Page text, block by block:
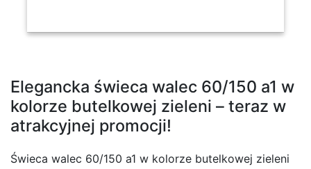
Elegancka świeca walec 60/150 a1 w
kolorze butelkowej zieleni – teraz w
atrakcyjnej promocji!
Świeca walec 60/150 a1 w kolorze butelkowej zieleni